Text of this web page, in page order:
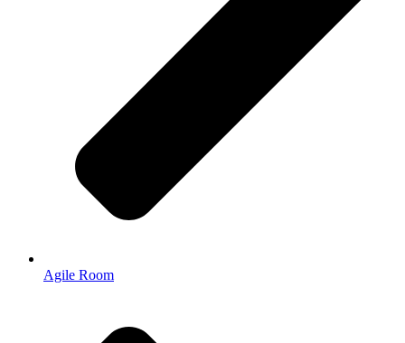
Agile Room